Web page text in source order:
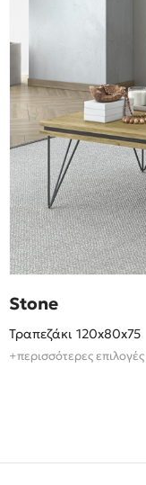
Stone
Τραπεζάκι 120x80x75
+περισσότερες επιλογές